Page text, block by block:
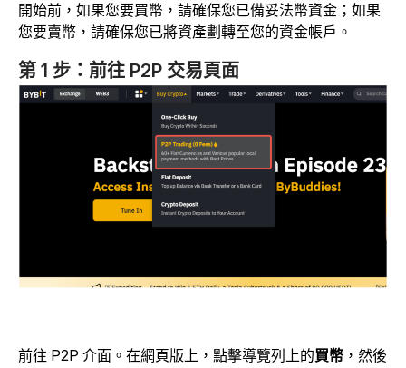
開始前，如果您要買幣，請確保您已備妥法幣資金；如果
您要賣幣，請確保您已將資產劃轉至您的資金帳戶。
第 1 步：前往 P2P 交易頁面
前往 P2P 介面。在網頁版上，點擊導覽列上的買幣 ，然後